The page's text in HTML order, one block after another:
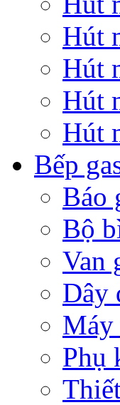
Hút
Hút
Hút
Hút
Bếp
Báo
Bộ
Van
Dây
Máy
Phụ